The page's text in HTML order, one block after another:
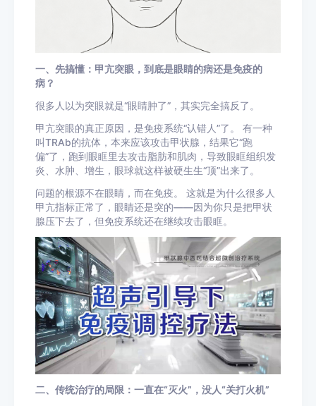
一、先搞懂：甲亢突眼，到底是眼睛的病还是免疫的
病？
很多人以为突眼就是“眼睛肿了”，其实完全搞反了。
甲亢突眼的真正原因，是免疫系统“认错人”了。 有一种
叫TRAb的抗体，本来应该攻击甲状腺，结果它“跑
偏”了，跑到眼眶里去攻击脂肪和肌肉，导致眼眶组织发
炎、水肿、增生，眼球就这样被硬生生“顶”出来了。
问题的根源不在眼睛，而在免疫。 这就是为什么很多人
甲亢指标正常了，眼睛还是突的——因为你只是把甲状
腺压下去了，但免疫系统还在继续攻击眼眶。
二、传统治疗的局限：一直在“灭火”，没人“关打火机”